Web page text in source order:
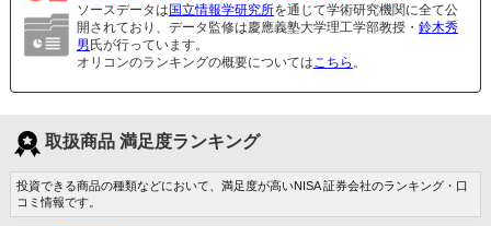
ソースデータは国立情報学研究所を通じて学術研究機関に全て公
開されており、データ監修は慶應義塾大学理工学部教授・ 鈴木秀
男氏が行っています。
オリコンのランキングの概要については こちら 。
取扱商品 満足度ランキング
投資できる商品の種類などにおいて、満足度が高いNISA 証券会社のランキング・口
コミ情報です。